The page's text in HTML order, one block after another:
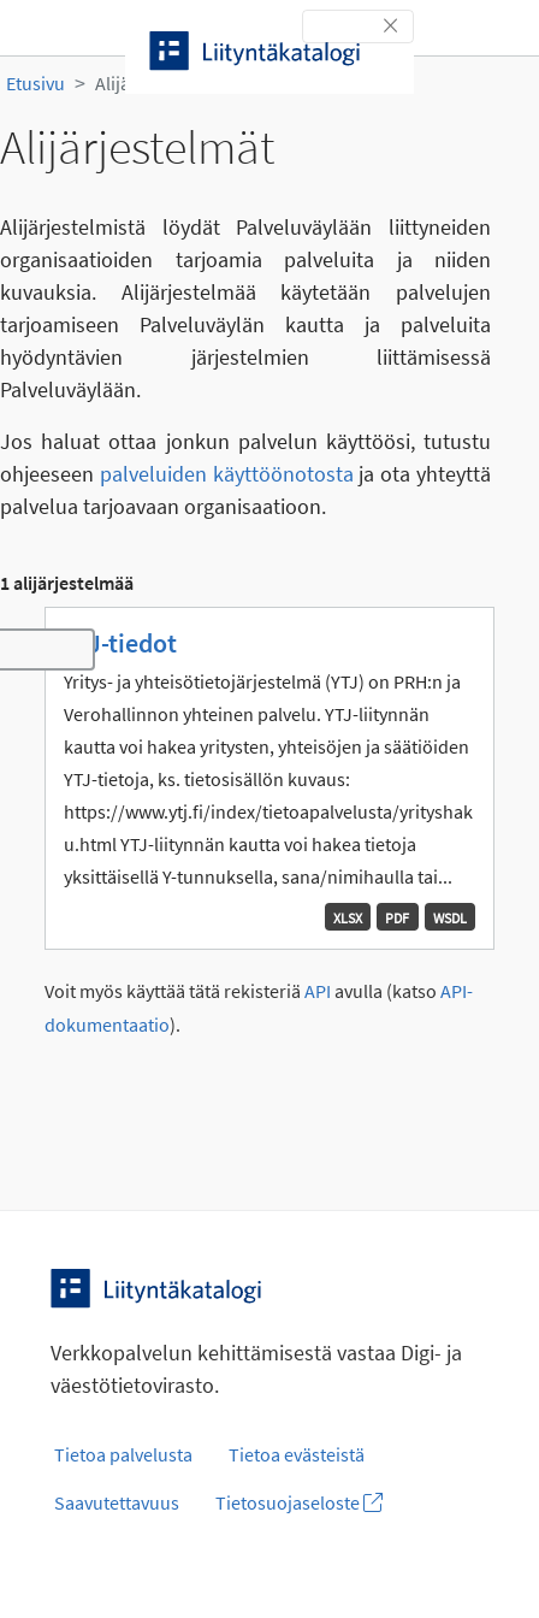
Toggle navigation
Etusivu Alijärjestelmät
Alijärjestelmät
Alijärjestelmistä löydät Palveluväylään liittyneiden
organisaatioiden tarjoamia palveluita ja niiden
kuvauksia. Alijärjestelmää käytetään palvelujen
tarjoamiseen Palveluväylän kautta ja palveluita
hyödyntävien järjestelmien liittämisessä
Palveluväylään.
Jos haluat ottaa jonkun palvelun käyttöösi, tutustu
ohjeeseen palveluiden käyttöönotosta ja ota yhteyttä
palvelua tarjoavaan organisaatioon.
1 alijärjestelmää
Toggle navigation
YTJ-tiedot
Yritys- ja yhteisötietojärjestelmä (YTJ) on PRH:n ja
Verohallinnon yhteinen palvelu. YTJ-liitynnän
kautta voi hakea yritysten, yhteisöjen ja säätiöiden
YTJ-tietoja, ks. tietosisällön kuvaus:
https://www.ytj.fi/index/tietoapalvelusta/yrityshak
u.html YTJ-liitynnän kautta voi hakea tietoja
yksittäisellä Y-tunnuksella, sana/nimihaulla tai...
WSDL
PDF
XLSX
Voit myös käyttää tätä rekisteriä API avulla (katso API-
dokumentaatio).
Verkkopalvelun kehittämisestä vastaa Digi- ja
väestötietovirasto.
Tietoa palvelusta
Tietoa evästeistä
Saavutettavuus
Tietosuojaseloste